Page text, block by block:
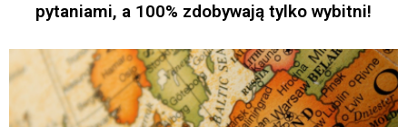
pytaniami, a 100% zdobywają tylko wybitni!